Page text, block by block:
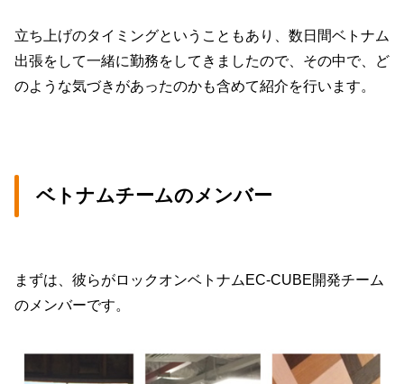
立ち上げのタイミングということもあり、数日間ベトナム
出張をして一緒に勤務をしてきましたので、その中で、ど
のような気づきがあったのかも含めて紹介を行います。
ベトナムチームのメンバー
まずは、彼らがロックオンベトナムEC-CUBE開発チーム
のメンバーです。